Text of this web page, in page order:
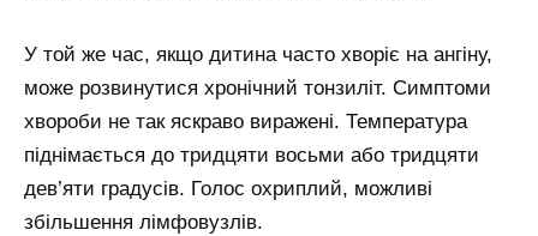
У той же час, якщо дитина часто хворіє на ангіну,
може розвинутися хронічний тонзиліт. Симптоми
хвороби не так яскраво виражені. Температура
піднімається до тридцяти восьми або тридцяти
дев’яти градусів. Голос охриплий, можливі
збільшення лімфовузлів.